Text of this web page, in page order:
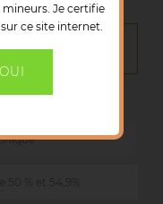
mineurs. Je certifie
ce site internet.
OUI